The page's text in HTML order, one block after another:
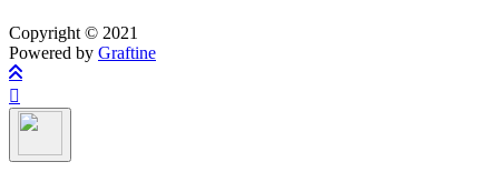
Copyright © 2021
Powered by Graftine
